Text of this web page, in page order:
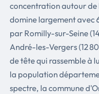
concentration autour de
domine largement avec
par Romilly-sur-Seine
André-les-Vergers (12
de tête qui rassemble à
la population
spectre, la commune